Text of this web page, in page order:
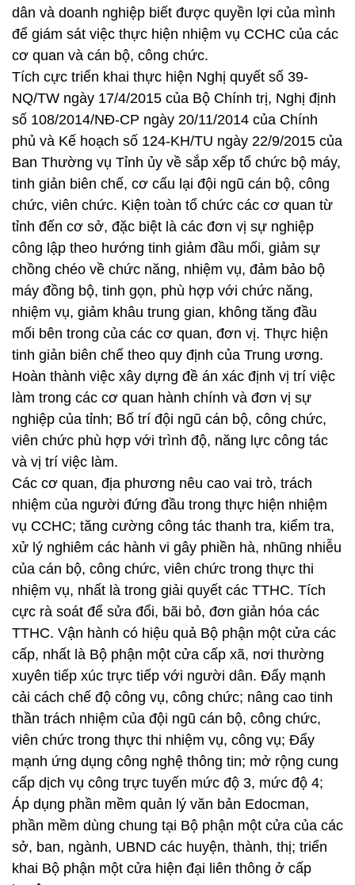
dân và doanh nghiệp biết được quyền lợi của mình
để giám sát việc thực hiện nhiệm vụ CCHC của các
cơ quan và cán bộ, công chức.
Tích cực triển khai thực hiện Nghị quyết số 39-
NQ/TW ngày 17/4/2015 của Bộ Chính trị, Nghị định
số 108/2014/NĐ-CP ngày 20/11/2014 của Chính
phủ và Kế hoạch số 124-KH/TU ngày 22/9/2015 của
Ban Thường vụ Tỉnh ủy về sắp xếp tổ chức bộ máy,
tinh giản biên chế, cơ cấu lại đội ngũ cán bộ, công
chức, viên chức. Kiện toàn tổ chức các cơ quan từ
tỉnh đến cơ sở, đặc biệt là các đơn vị sự nghiệp
công lập theo hướng tinh giảm đầu mối, giảm sự
chồng chéo về chức năng, nhiệm vụ, đảm bảo bộ
máy đồng bộ, tinh gọn, phù hợp với chức năng,
nhiệm vụ, giảm khâu trung gian, không tăng đầu
mối bên trong của các cơ quan, đơn vị. Thực hiện
tinh giản biên chế theo quy định của Trung ương.
Hoàn thành việc xây dựng đề án xác định vị trí việc
làm trong các cơ quan hành chính và đơn vị sự
nghiệp của tỉnh; Bố trí đội ngũ cán bộ, công chức,
viên chức phù hợp với trình độ, năng lực công tác
và vị trí việc làm.
Các cơ quan, địa phương nêu cao vai trò, trách
nhiệm của người đứng đầu trong thực hiện nhiệm
vụ CCHC; tăng cường công tác thanh tra, kiểm tra,
xử lý nghiêm các hành vi gây phiền hà, nhũng nhiễu
của cán bộ, công chức, viên chức trong thực thi
nhiệm vụ, nhất là trong giải quyết các TTHC. Tích
cực rà soát để sửa đổi, bãi bỏ, đơn giản hóa các
TTHC. Vận hành có hiệu quả Bộ phận một cửa các
cấp, nhất là Bộ phận một cửa cấp xã, nơi thường
xuyên tiếp xúc trực tiếp với người dân. Đẩy mạnh
cải cách chế độ công vụ, công chức; nâng cao tinh
thần trách nhiệm của đội ngũ cán bộ, công chức,
viên chức trong thực thi nhiệm vụ, công vụ; Đẩy
mạnh ứng dụng công nghệ thông tin; mở rộng cung
cấp dịch vụ công trực tuyến mức độ 3, mức độ 4;
Áp dụng phần mềm quản lý văn bản Edocman,
phần mềm dùng chung tại Bộ phận một cửa của các
sở, ban, ngành, UBND các huyện, thành, thị; triển
khai Bộ phận một cửa hiện đại liên thông ở cấp